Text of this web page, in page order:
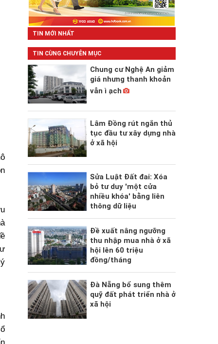
TIN MỚI NHẤT
TIN CÙNG CHUYÊN MỤC
Chung cư Nghệ An giảm
giá nhưng thanh khoản
vẫn ì ạch
Lâm Đồng rút ngắn thủ
tục đầu tư xây dựng nhà
ở xã hội
Sửa Luật Đất đai: Xóa
bỏ tư duy 'một cửa
nhiều khóa' bằng liên
thông dữ liệu
Đề xuất nâng ngưỡng
thu nhập mua nhà ở xã
hội lên 60 triệu
đồng/tháng
Đà Nẵng bổ sung thêm
quỹ đất phát triển nhà ở
xã hội